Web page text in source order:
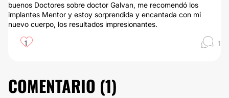
buenos Doctores sobre doctor Galvan, me recomendó los
implantes Mentor y estoy sorprendida y encantada con mi
nuevo cuerpo, los resultados impresionantes.
1 1
COMENTARIO (1)